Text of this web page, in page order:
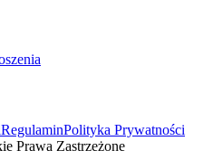
RegulaminPolityka Prywatności
Prawa Zastrzeżone